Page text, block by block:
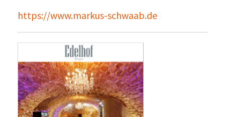
https://www.markus-schwaab.de